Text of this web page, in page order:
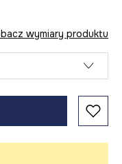
wymiary produktu